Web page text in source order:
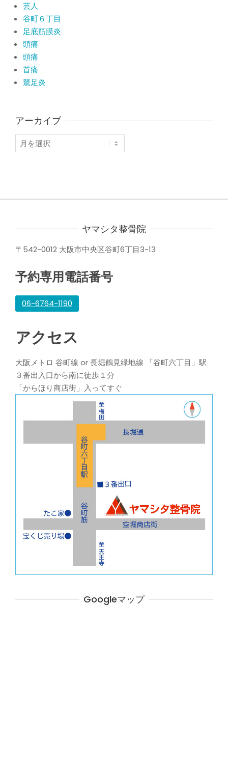
芸人
谷町６丁目
足底筋膜炎
頭痛
頭痛
首痛
鵞足炎
アーカイブ
ア
ー
ヤマシタ整骨院
〒542-0012 大阪市中央区谷町6丁目3-13
予約専用電話番号
06-6764-1190
アクセス
大阪メトロ 谷町線 or 長堀鶴見緑地線 「谷町六丁目」駅
３番出入口から南に徒歩１分
「からほり商店街」入ってすぐ
Googleマップ